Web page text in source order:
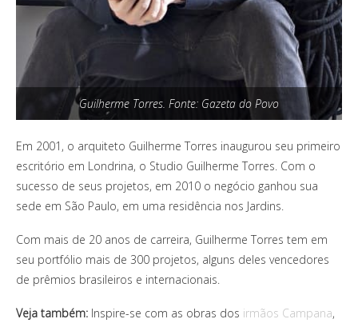
Guilherme Torres. Fonte: Gazeta do Povo
Em 2001, o arquiteto Guilherme Torres inaugurou seu primeiro
escritório em Londrina, o Studio Guilherme Torres. Com o
sucesso de seus projetos, em 2010 o negócio ganhou sua
sede em São Paulo, em uma residência nos Jardins.
Com mais de 20 anos de carreira, Guilherme Torres tem em
seu portfólio mais de 300 projetos, alguns deles vencedores
de prêmios brasileiros e internacionais.
Veja também: Inspire-se com as obras dos irmãos Campana,